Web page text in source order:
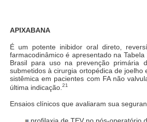
APIXABANA
É um potente inibidor oral direto,
farmacodinâmico é apresentado na
Brasil para uso na prevenção primária
submetidos à cirurgia ortopédica de joelho
sistêmica em pacientes com FA não
última indicação. 21
Ensaios clínicos que avaliaram sua